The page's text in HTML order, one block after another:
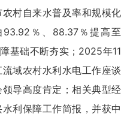
村自来水普及率和规模化
％、88.37％提高至
基础不断夯实；2025年11
域农村水利水电工作座谈
导高度肯定；相关典型经
利保障工作简报，并获中